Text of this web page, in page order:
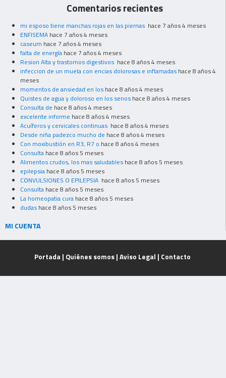
Comentarios recientes
mi esposo tiene manchas rojas en las piernas hace 7 años 4 meses
ENFISEMA hace 7 años 4 meses
caseum hace 7 años 4 meses
falta de energía hace 7 años 4 meses
Resion Alta y trastornos digestivos hace 8 años 4 meses
infeccion de un muela con encias dolorosas e inflamadas hace 8 años 4
meses
momentos de ansiedad en los hace 8 años 4 meses
Quistes de agua y doloroso en los senos hace 8 años 4 meses
Consulta de hace 8 años 4 meses
excelente informe hace 8 años 4 meses
Acuíferos y cervicales continuas hace 8 años 4 meses
Desde niña padezco mucho de hace 8 años 4 meses
Con moxibustión en R3, R7 o hace 8 años 4 meses
Consulta hace 8 años 5 meses
Alimentos crudos, los mas saludables hace 8 años 5 meses
epilepsia hace 8 años 5 meses
CONVULSIONES O EPILEPSIA hace 8 años 5 meses
Consulta hace 8 años 5 meses
La homeopatia cura hace 8 años 5 meses
dudas hace 8 años 5 meses
MI CUENTA
Portada | Quiénes somos| Aviso Legal | Contacto